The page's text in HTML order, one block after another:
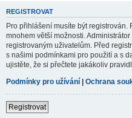
REGISTROVAT
Pro přihlášení musíte být registrován.
mnohem větší možnosti.
registrovaným uživatelům. Před
s našimi podmínkami pro použití a s
ujistěte, že si přečtete jakákoliv
Podmínky pro užívání | Ochrana
Registrovat